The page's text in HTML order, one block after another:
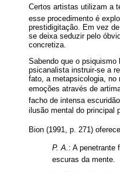
Certos artistas utilizam a
esse procedimento é
prestidigitação. Em vez
se deixa seduzir pelo
concretiza.
Sabendo que o psiquismo
psicanalista instruir-se a
fato, a metapsicologia, no
emoções através de
facho de intensa
ilusão mental do
Bion (1991, p. 271)
P. A. : A
escuras da mente.